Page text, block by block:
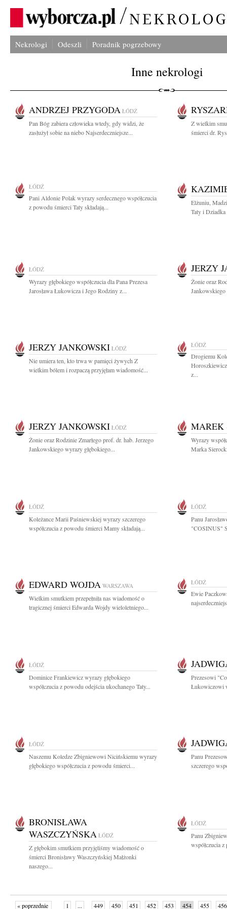
Nekrologi Odeszli Poradnik pogrzebowy
Inne nekrologi
ANDRZEJ PRZYGODA ŁÓDŹ
Pan Bóg zabiera człowieka wtedy, gdy widzi, że
zasłużył sobie na niebo Najserdeczniejsze...
Z wielkim
śmierci dr.
ŁÓDŹ
Pani Aldonie Polak wyrazy serdecznego współczucia
z powodu śmierci Taty składają...
Elżuniu,
Taty i
ŁÓDŹ
Wyrazy głębokiego współczucia dla Pana Prezesa
Jarosława Łukowicza i Jego Rodziny z...
JERZY
Żonie oraz
Jankowskiego
JERZY JANKOWSKI ŁÓDŹ
Nie umiera ten, kto trwa w pamięci żywych Z
wielkim bólem i rozpaczą przyjęłam wiadomość...
ŁÓDŹ
Drogiemu
z...
JERZY JANKOWSKI ŁÓDŹ
Żonie oraz Rodzinie Zmarłego prof. dr. hab. Jerzego
Jankowskiego wyrazy głębokiego...
MAREK
Wyrazy
Marka
ŁÓDŹ
Koleżance Marii Paśniewskiej wyrazy szczerego
współczucia z powodu śmierci Mamy składają...
ŁÓDŹ
Panu
"COSINUS"
EDWARD WOJDA WARSZAWA
Wielkim smutkiem przepełniła nas wiadomość o
tragicznej śmierci Edwarda Wojdy wieloletniego...
ŁÓDŹ
Ewie
ŁÓDŹ
Dominice Frankiewicz wyrazy głębokiego
współczucia z powodu odejścia ukochanego Taty...
Prezesowi
Łukowiczowi
ŁÓDŹ
Naszemu Koledze Zbigniewowi Nicińskiemu wyrazy
głębokiego współczucia z powodu śmierci...
Panu
szczerego
BRONISŁAWA
WASZCZYŃSKA ŁÓDŹ
Z głębokim smutkiem przyjęliśmy wiadomość o
śmierci Bronisławy Waszczyńskiej Małżonki
naszego...
ŁÓDŹ
Panu
współczucia
« poprzednie 1 ... 449 450 451 452 453 454 455 456